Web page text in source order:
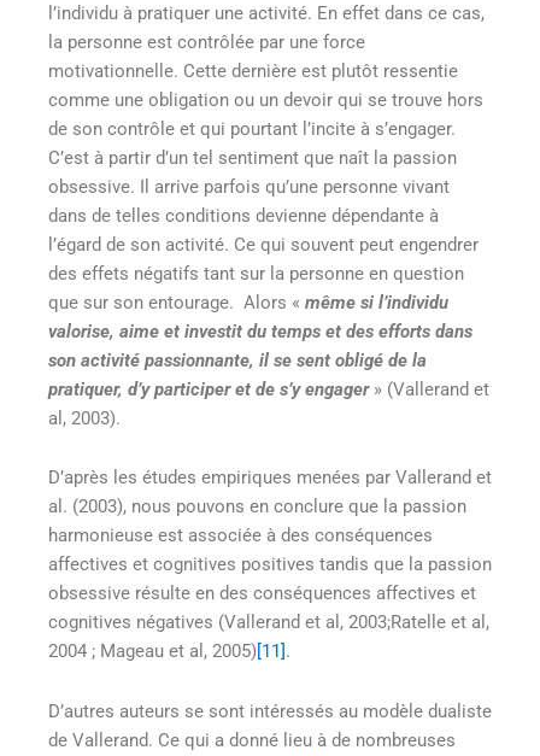
l’individu à pratiquer une activité. En effet dans ce cas,
la personne est contrôlée par une force
motivationnelle. Cette dernière est plutôt ressentie
comme une obligation ou un devoir qui se trouve hors
de son contrôle et qui pourtant l’incite à s’engager.
C’est à partir d’un tel sentiment que naît la passion
obsessive. Il arrive parfois qu’une personne vivant
dans de telles conditions devienne dépendante à
l’égard de son activité. Ce qui souvent peut engendrer
des effets négatifs tant sur la personne en question
que sur son entourage. Alors « même si l’individu
valorise, aime et investit du temps et des efforts dans
son activité passionnante, il se sent obligé de la
pratiquer, d’y participer et de s’y engager » (Vallerand et
al, 2003).
D’après les études empiriques menées par Vallerand et
al. (2003), nous pouvons en conclure que la passion
harmonieuse est associée à des conséquences
affectives et cognitives positives tandis que la passion
obsessive résulte en des conséquences affectives et
cognitives négatives (Vallerand et al, 2003;Ratelle et al,
2004 ; Mageau et al, 2005) [11] .
D’autres auteurs se sont intéressés au modèle dualiste
de Vallerand. Ce qui a donné lieu à de nombreuses